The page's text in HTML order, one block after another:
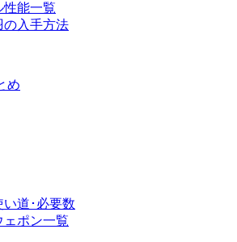
性能一覧
の入手方法
め
道･必要数
ェポン一覧